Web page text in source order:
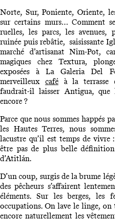
Norte, Sur, Poniente, Oriente,
sur certains murs… Comment
ruelles, les parcs, les avenues,
ruinée puis rebâtie, saisissante
marché d’artisanat Nim-Pot,
magiques chez Textura,
exposées à La Galeria Del
merveilleux caféà la terrasse
faudrait-il laisser Antigua, que
encore ?
Parce que nous sommes happés
les Hautes Terres, nous
lacustre qu’il est temps de vivre
être pas de plus belle
d’Atitlán.
D’un coup, surgis de la brume
des pêcheurs s’affairent
éléments. Sur les berges, les
occupations. On lave le linge,
encore naturellement les